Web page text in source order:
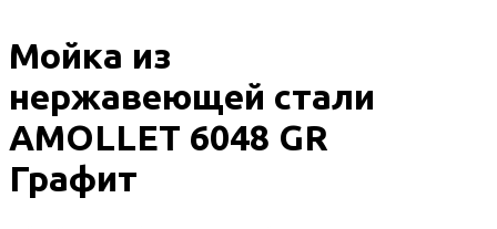
Мойка из
нержавеющей стали
AMOLLET 6048 GR
Графит